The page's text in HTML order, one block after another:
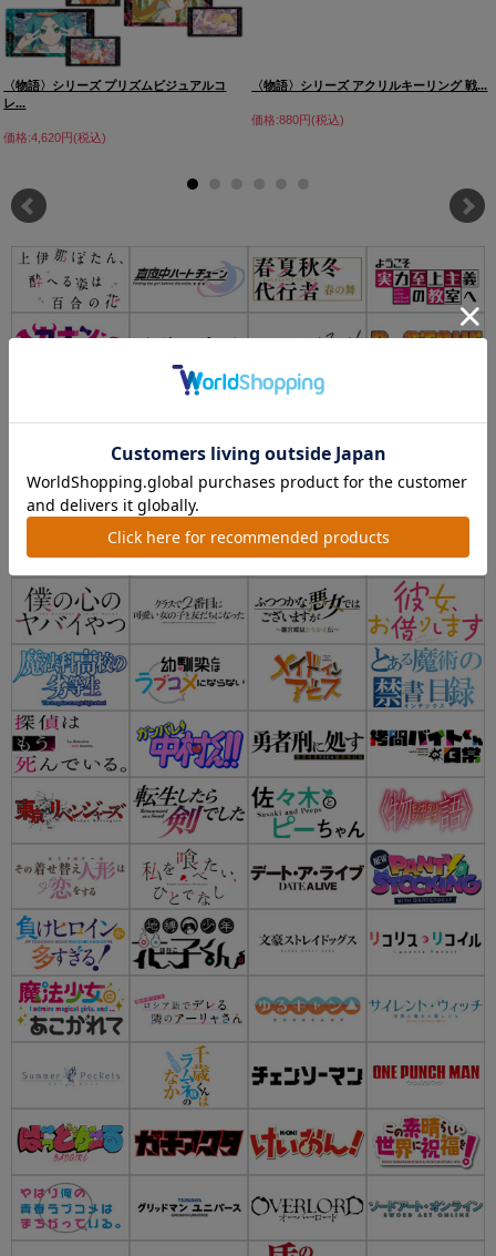
〈物語〉シリーズ プリズムビジュアルコ
レ...
価格:4,620円(税込)
〈物語〉シリーズ アクリルキーリング 戦...
価格:880円(税込)